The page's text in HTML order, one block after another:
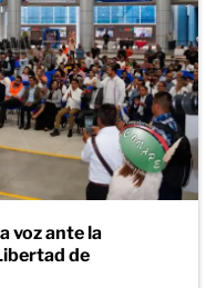
voz ante la
de